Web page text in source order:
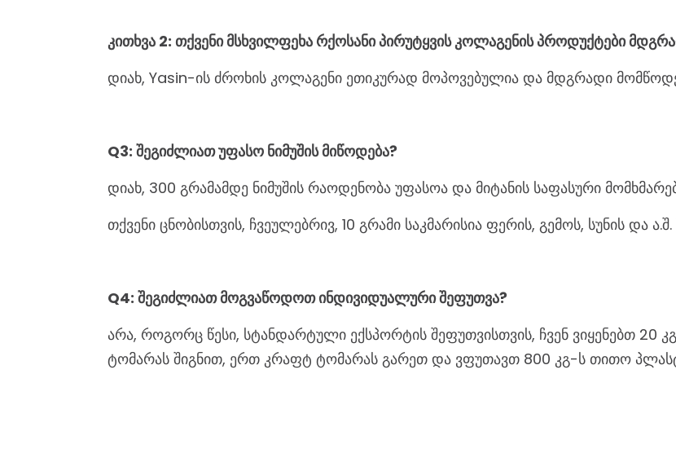
კითხვა 2: თქვენი მსხვილფეხა რქოსანი პირუტყვის კოლაგენის პროდუქტები
დიახ, Yasin-ის ძროხის კოლაგენი ეთიკურად მოპოვებულია და მდგრადი
Q3: შეგიძლიათ უფასო ნიმუშის მიწოდება?
დიახ, 300 გრამამდე ნიმუშის რაოდენობა უფასოა და მიტანის საფასური
თქვენი ცნობისთვის, ჩვეულებრივ, 10 გრამი საკმარისია ფერის, გემოს, სუნის და
Q4: შეგიძლიათ მოგვაწოდოთ ინდივიდუალური შეფუთვა?
არა, როგორც წესი, სტანდარტული ექსპორტის შეფუთვისთვის, ჩვენ ვიყენებთ
ტომარას შიგნით, ერთ კრაფტ ტომარას გარეთ და ვფუთავთ 800 კგ-ს თითო